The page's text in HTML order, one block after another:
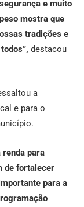
e muito
mostra que
tradições e
destacou
a
e para o
renda para
de fortalecer
para a